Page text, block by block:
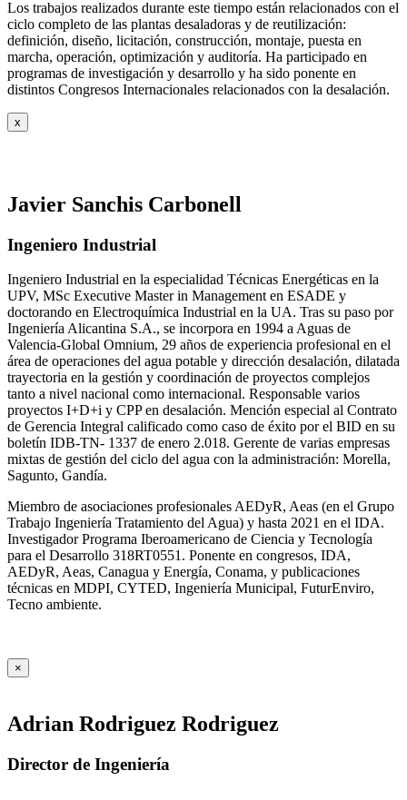
Los trabajos realizados durante este tiempo están relacionados con el
ciclo completo de las plantas desaladoras y de reutilización:
definición, diseño, licitación, construcción, montaje, puesta en
marcha, operación, optimización y auditoría. Ha participado en
programas de investigación y desarrollo y ha sido ponente en
distintos Congresos Internacionales relacionados con la desalación.
x
Javier Sanchis Carbonell
Ingeniero Industrial
Ingeniero Industrial en la especialidad Técnicas Energéticas en la
UPV, MSc Executive Master in Management en ESADE y
doctorando en Electroquímica Industrial en la UA. Tras su paso por
Ingeniería Alicantina S.A., se incorpora en 1994 a Aguas de
Valencia-Global Omnium, 29 años de experiencia profesional en el
área de operaciones del agua potable y dirección desalación, dilatada
trayectoria en la gestión y coordinación de proyectos complejos
tanto a nivel nacional como internacional. Responsable varios
proyectos I+D+i y CPP en desalación. Mención especial al Contrato
de Gerencia Integral calificado como caso de éxito por el BID en su
boletín IDB-TN- 1337 de enero 2.018. Gerente de varias empresas
mixtas de gestión del ciclo del agua con la administración: Morella,
Sagunto, Gandía.
Miembro de asociaciones profesionales AEDyR, Aeas (en el Grupo
Trabajo Ingeniería Tratamiento del Agua) y hasta 2021 en el IDA.
Investigador Programa Iberoamericano de Ciencia y Tecnología
para el Desarrollo 318RT0551. Ponente en congresos, IDA,
AEDyR, Aeas, Canagua y Energía, Conama, y publicaciones
técnicas en MDPI, CYTED, Ingeniería Municipal, FuturEnviro,
Tecno ambiente.
×
Adrian Rodriguez Rodriguez
Director de Ingeniería